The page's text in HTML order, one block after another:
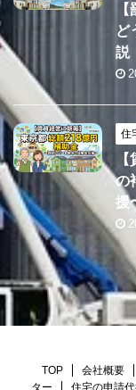
ど
説
住
の
援
TOP 会社概要
ター
住宅の申請